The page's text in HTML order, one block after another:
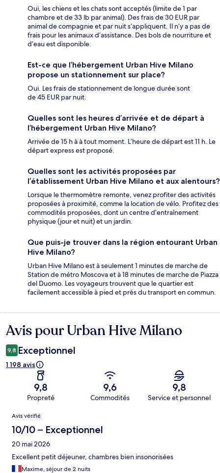
Oui, les chiens et les chats sont acceptés (limite de 1 par
chambre et de 33 lb par animal). Des frais de 30 EUR par
animal de compagnie et par nuit s’appliquent. Il n’y a pas de
frais pour les animaux d’assistance. Des bols de nourriture et
d’eau est disponible.
Est-ce que l’hébergement Urban Hive Milano
propose un stationnement sur place?
Oui. Les frais de stationnement de longue durée sont
de 45 EUR par nuit.
Quelles sont les heures d’arrivée et de départ à
l’hébergement Urban Hive Milano?
Arrivée de 15 h à à tout moment. L’heure de départ est 11 h. Le
départ express est proposé.
Quelles sont les activités proposées par
l’établissement Urban Hive Milano et aux alentours?
Lorsque le thermomètre remonte, venez profiter des activités
proposées à proximité, comme la location de vélo. Profitez des
commodités proposées, dont un centre d’entraînement
physique (jour et nuit) et un jardin.
Que puis-je trouver dans la région entourant Urban
Hive Milano?
Urban Hive Milano est à seulement 1 minutes de marche de
Station de métro Moscova et à 18 minutes de marche de Piazza
del Duomo. Les voyageurs trouvent que le quartier est
facilement accessible à pied et près du transport en commun.
Avis
Avis pour Urban Hive Milano
9,8 Exceptionnel
1 198 avis
9,8
Propreté
9,6
Commodités
9,8
Service et personnel
Avis
Avis vérifié
10/10 – Exceptionnel
20 mai 2026
Excellent petit déjeuner, chambres bien insonorisées
Maxime, séjour de 2 nuits